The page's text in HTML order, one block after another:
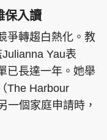
保入讀
爭轉趨白熱化。教
Yau表
已長達一年。她舉
The Harbour
一個家庭申請時，